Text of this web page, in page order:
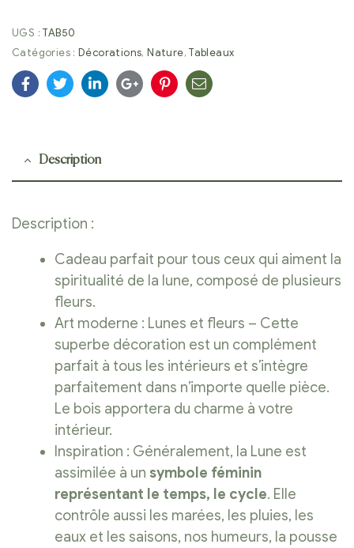
UGS : TAB50
Catégories :Décorations,Nature, Tableaux
Facebook
TwitterLinkedinGoogle+Pinterest
E-
Description
Description :
Cadeau parfait pour tous ceux qui aiment la
spiritualité de la lune, composé de plusieurs
fleurs.
Art moderne : Lunes et fleurs – Cette
superbe décoration est un complément
parfait à tous les intérieurs et s’intègre
parfaitement dans n’importe quelle pièce.
Le bois apportera du charme à votre
intérieur.
Inspiration : Généralement, la Lune est
assimilée à un symbole féminin
représentant le temps, le cycle. Elle
contrôle aussi les marées, les pluies, les
eaux et les saisons, nos humeurs, la pousse